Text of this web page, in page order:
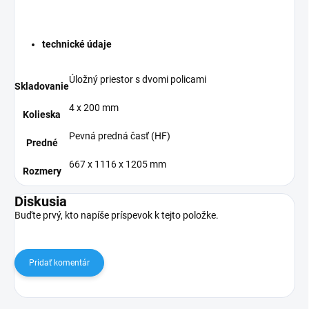
technické údaje
Skladovanie
Úložný priestor s dvomi policami
Kolieska
4 x 200 mm
Predné
Pevná predná časť (HF)
Rozmery
667 x 1116 x 1205 mm
Diskusia
Buďte prvý, kto napíše príspevok k tejto položke.
Pridať komentár